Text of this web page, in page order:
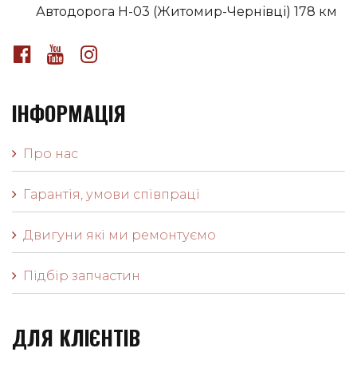
Автодорога H-03 (Житомир-Чернівці) 178 км
ІНФОРМАЦІЯ
Про нас
Гарантія, умови співпраці
Двигуни які ми ремонтуємо
Підбір запчастин
ДЛЯ КЛІЄНТІВ